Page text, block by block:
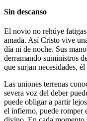
Sin descanso
El novio no rehúye
amada. Así Cristo vive
día ni de noche. Sus
derramando suministros
que surjan necesidades,
Las uniones terrenas
severa voz del deber
puede obligar a partir
el infierno, puede romper